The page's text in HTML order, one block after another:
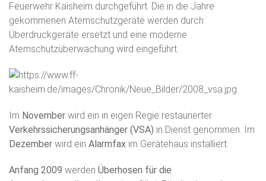
Feuerwehr Kaisheim durchgeführt. Die in die Jahre
gekommenen Atemschutzgeräte werden durch
Überdruckgeräte ersetzt und eine moderne
Atemschutzüberwachung wird eingeführt.
Im November wird ein in eigen Regie restaurierter
Verkehrssicherungsanhänger (VSA) in Dienst genommen. Im
Dezember wird ein Alarmfax im Gerätehaus installiert.
Anfang 2009 werden Überhosen für die